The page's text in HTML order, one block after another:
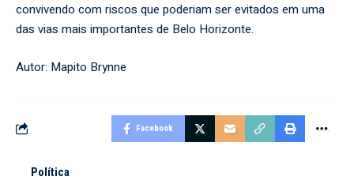
convivendo com riscos que poderiam ser evitados em uma
das vias mais importantes de Belo Horizonte.
Autor: Mapito Brynne
Facebook
Política